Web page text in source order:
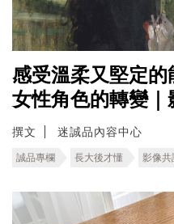
感受溫柔又堅定
女性角色的轉變｜
撰文 迷誠品內容中心
誠品專欄 長大後才懂 影像共